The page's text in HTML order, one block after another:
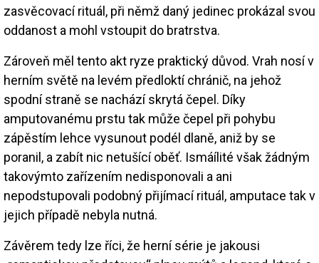
zasvěcovací rituál, při němž daný jedinec prokázal svou
oddanost a mohl vstoupit do bratrstva.
Zároveň měl tento akt ryze praktický důvod. Vrah nosí v
herním světě na levém předloktí chránič, na jehož
spodní straně se nachází skrytá čepel. Díky
amputovanému prstu tak může čepel při pohybu
zápěstím lehce vysunout podél dlaně, aniž by se
poranil, a zabít nic netušící oběť. Ismáílité však žádným
takovýmto zařízením nedisponovali a ani
nepodstupovali podobný přijímací rituál, amputace tak v
jejich případě nebyla nutná.
Závěrem tedy lze říci, že herní série je jakousi